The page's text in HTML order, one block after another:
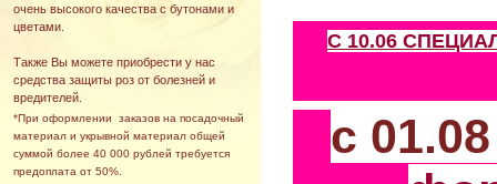
очень высокого качества с бутонами и
цветами.
Также Вы можете приобрести у нас
средства защиты роз от болезней и
вредителей.
*При оформлении заказов на посадочный
материал и укрывной материал общей
суммой более 40 000 рублей требуется
предоплата от 50%.
С 10.06
с